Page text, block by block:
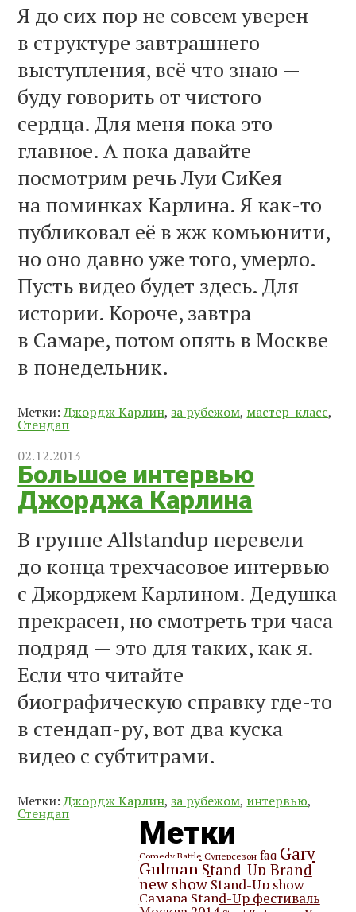
Я до сих пор не совсем уверен
в структуре завтрашнего
выступления, всё что знаю —
буду говорить от чистого
сердца. Для меня пока это
главное. А пока давайте
посмотрим речь Луи СиКея
на поминках Карлина. Я как-то
публиковал её в жж комьюнити,
но оно давно уже того, умерло.
Пусть видео будет здесь. Для
истории. Короче, завтра
в Самаре, потом опять в Москве
в понедельник.
Метки:Джордж Карлин,за рубежом, мастер-класс,
Стендап
02.12.2013
Большое интервью
Джорджа Карлина
В группе Allstandup перевели
до конца трехчасовое интервью
с Джорджем Карлином. Дедушка
прекрасен, но смотреть три часа
подряд — это для таких, как я.
Если что читайте
биографическую справку где-то
в стендап-ру, вот два куска
видео с субтитрами.
Метки:Джордж Карлин,за рубежом, интервью,
Стендап
Метки
Comedy Battle Суперсезон faq Gary
Gulman Stand-Up Brand
new show Stand-Up show
Самара Stand-Up фестиваль